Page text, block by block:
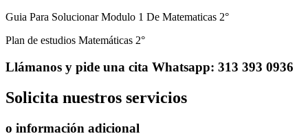
Guia Para Solucionar Modulo 1 De Matematicas 2°
Plan de estudios Matemáticas 2°
Llámanos y pide una cita Whatsapp: 313 393 0936
Solicita nuestros servicios
o información adicional